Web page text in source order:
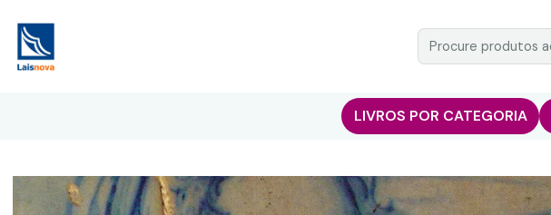
LIVROS POR CATEGORIA